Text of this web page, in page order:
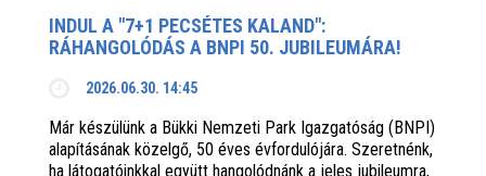
INDUL A "7+1 PECSÉTES KALAND":
RÁHANGOLÓDÁS A BNPI 50. JUBILEUMÁRA!
2026.06.30. 14:45
Már készülünk a Bükki Nemzeti Park Igazgatóság (BNPI)
alapításának közelgő, 50 éves évfordulójára. Szeretnénk,
ha látogatóinkkal együtt hangolódnánk a jeles jubileumra,